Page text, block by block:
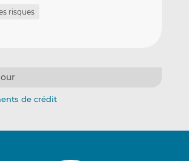
risques
de crédit